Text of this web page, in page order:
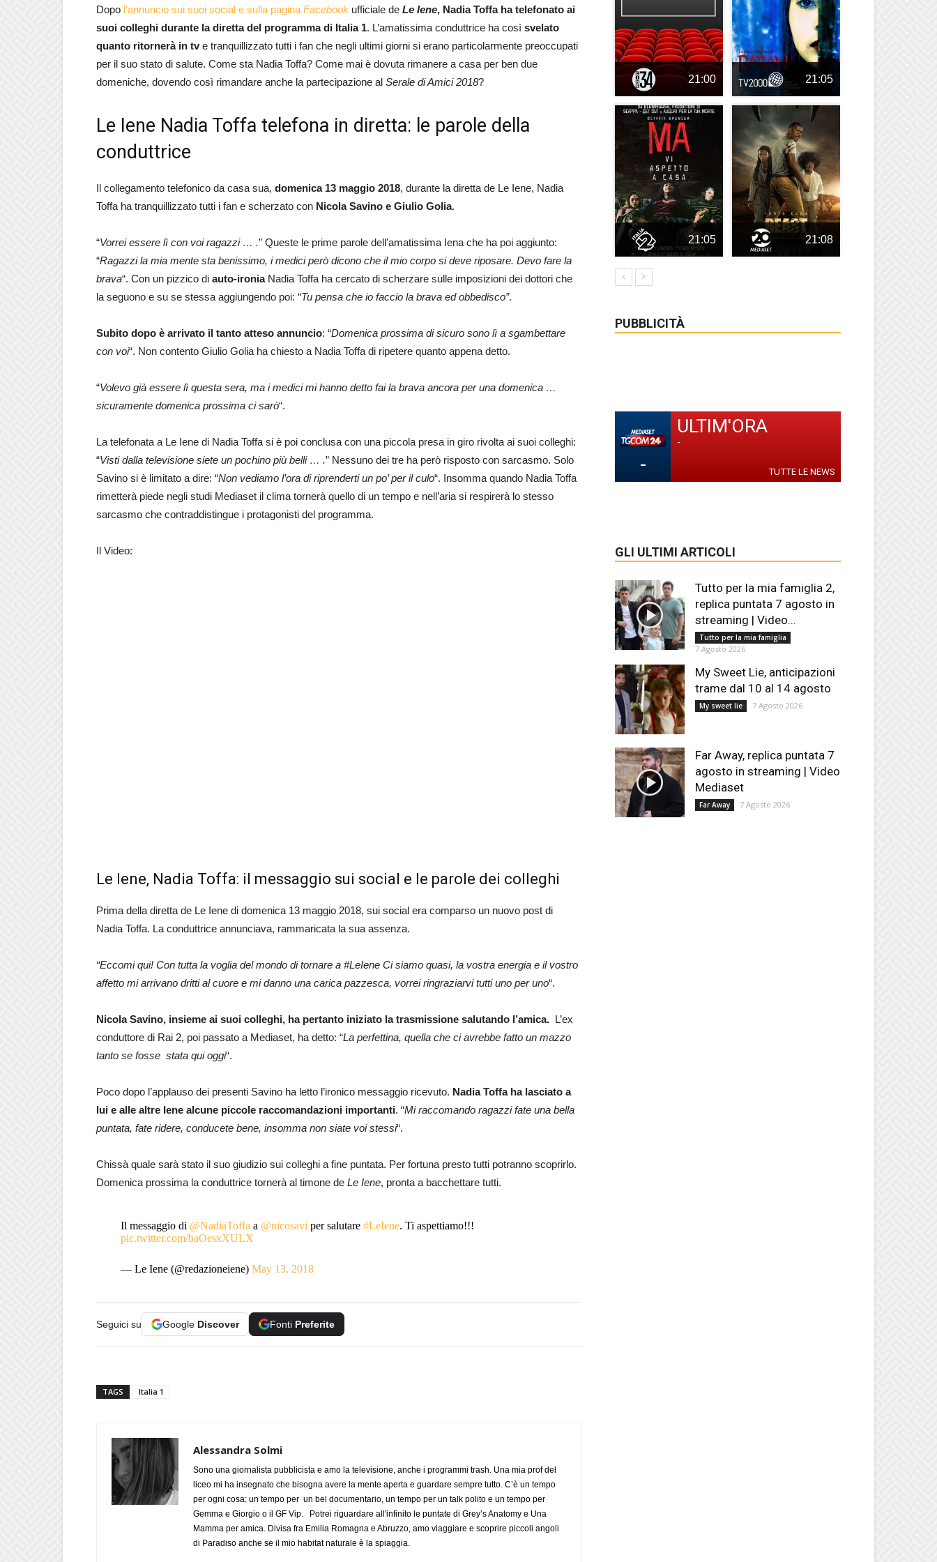
Dopo l’annuncio sui suoi social e sulla pagina Facebook ufficiale de Le Iene, Nadia Toffa ha telefonato ai
suoi colleghi durante la diretta del programma di Italia 1. L’amatissima conduttrice ha così svelato
quanto ritornerà in tve tranquillizzato tutti i fan che negli ultimi giorni si erano particolarmente preoccupati
per il suo stato di salute. Come sta Nadia Toffa? Come mai è dovuta rimanere a casa per ben due
domeniche, dovendo così rimandare anche la partecipazione al Serale di Amici 2018?
Le Iene Nadia Toffa telefona in diretta: le parole della
conduttrice
Il collegamento telefonico da casa sua, domenica 13 maggio 2018, durante la diretta de Le Iene, Nadia
Toffa ha tranquillizzato tutti i fan e scherzato con Nicola Savino e Giulio Golia.
“Vorrei essere lì con voi ragazzi … .” Queste le prime parole dell’amatissima Iena che ha poi aggiunto:
“Ragazzi la mia mente sta benissimo, i medici però dicono che il mio corpo si deve riposare. Devo fare la
brava“. Con un pizzico di auto-ironiaNadia Toffa ha cercato di scherzare sulle imposizioni dei dottori che
la seguono e su se stessa aggiungendo poi: “Tu pensa che io faccio la brava ed obbedisco”.
Subito dopo è arrivato il tanto atteso annuncio: “Domenica prossima di sicuro sono lì a sgambettare
con voi“. Non contento Giulio Golia ha chiesto a Nadia Toffa di ripetere quanto appena detto.
“Volevo già essere lì questa sera, ma i medici mi hanno detto fai la brava ancora per una domenica …
sicuramente domenica prossima ci sarò“.
La telefonata a Le Iene di Nadia Toffa si è poi conclusa con una piccola presa in giro rivolta ai suoi colleghi:
“Visti dalla televisione siete un pochino più belli … .” Nessuno dei tre ha però risposto con sarcasmo. Solo
Savino si è limitato a dire: “Non vediamo l’ora di riprenderti un po’ per il culo“. Insomma quando Nadia Toffa
rimetterà piede negli studi Mediaset il clima tornerà quello di un tempo e nell’aria si respirerà lo stesso
sarcasmo che contraddistingue i protagonisti del programma.
Il Video:
Le Iene, Nadia Toffa: il messaggio sui social e le parole dei colleghi
Prima della diretta de Le Iene di domenica 13 maggio 2018, sui social era comparso un nuovo post di
Nadia Toffa. La conduttrice annunciava, rammaricata la sua assenza.
“Eccomi qui! Con tutta la voglia del mondo di tornare a #LeIene Ci siamo quasi, la vostra energia e il vostro
affetto mi arrivano dritti al cuore e mi danno una carica pazzesca, vorrei ringraziarvi tutti uno per uno“.
Nicola Savino, insieme ai suoi colleghi, ha pertanto iniziato la trasmissione salutando l’amica. L’ex
conduttore di Rai 2, poi passato a Mediaset, ha detto: “La perfettina, quella che ci avrebbe fatto un mazzo
tanto se fosse stata qui oggi“.
Poco dopo l’applauso dei presenti Savino ha letto l’ironico messaggio ricevuto. Nadia Toffa ha lasciato a
lui e alle altre Iene alcune piccole raccomandazioni importanti. “Mi raccomando ragazzi fate una bella
puntata, fate ridere, conducete bene, insomma non siate voi stessi“.
Chissà quale sarà stato il suo giudizio sui colleghi a fine puntata. Per fortuna presto tutti potranno scoprirlo.
Domenica prossima la conduttrice tornerà al timone de Le Iene, pronta a bacchettare tutti.
Il messaggio di @NadiaToffa a @nicosavi per salutare #LeIene. Ti aspettiamo!!!
pic.twitter.com/baOesxXULX
— Le Iene (@redazioneiene) May 13, 2018
Seguici su Google Discover Fonti Preferite
TAGS Italia 1
Alessandra Solmi
Sono una giornalista pubblicista e amo la televisione, anche i programmi trash. Una mia prof del
liceo mi ha insegnato che bisogna avere la mente aperta e guardare sempre tutto. C’è un tempo
per ogni cosa: un tempo per un bel documentario, un tempo per un talk polito e un tempo per
Gemma e Giorgio o il GF Vip. Potrei riguardare all'infinito le puntate di Grey’s Anatomy e Una
Mamma per amica. Divisa fra Emilia Romagna e Abruzzo, amo viaggiare e scoprire piccoli angoli
di Paradiso anche se il mio habitat naturale è la spiaggia.
21:00 21:05
21:05 21:08
PUBBLICITÀ
-
ULTIM'ORA
-
TUTTE LE NEWS
GLI ULTIMI ARTICOLI
Tutto per la mia famiglia 2,
replica puntata 7 agosto in
streaming | Video...
Tutto per la mia famiglia
7 Agosto 2026
My Sweet Lie, anticipazioni
trame dal 10 al 14 agosto
My sweet lie 7 Agosto 2026
Far Away, replica puntata 7
agosto in streaming | Video
Mediaset
Far Away 7 Agosto 2026